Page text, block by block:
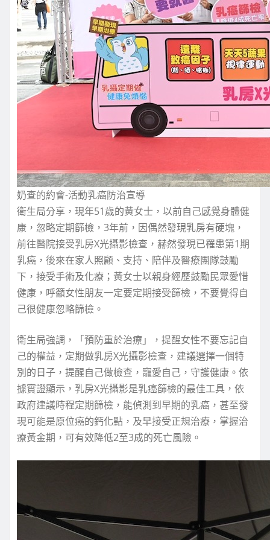
奶查的約會-活動乳癌防治宣導
衛生局分享，現年51歲的黃女士，以前自己感覺身體健
康，忽略定期篩檢，3年前，因偶然發現乳房有硬塊，
前往醫院接受乳房X光攝影檢查，赫然發現已罹患第1期
乳癌，後來在家人照顧、支持、陪伴及醫療團隊鼓勵
下，接受手術及化療；黃女士以親身經歷鼓勵民眾愛惜
健康，呼籲女性朋友一定要定期接受篩檢，不要覺得自
己很健康忽略篩檢。
衛生局強調，「預防重於治療」，提醒女性不要忘記自
己的權益，定期做乳房X光攝影檢查，建議選擇一個特
別的日子，提醒自己做檢查，寵愛自己，守護健康。依
據實證顯示，乳房X光攝影是乳癌篩檢的最佳工具，依
政府建議時程定期篩檢，能偵測到早期的乳癌，甚至發
現可能是原位癌的鈣化點，及早接受正規治療，掌握治
療黃金期，可有效降低2至3成的死亡風險。